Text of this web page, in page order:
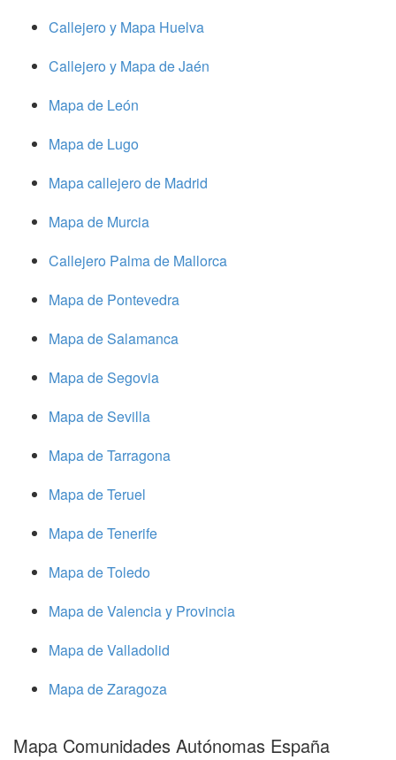
Callejero y Mapa Huelva
Callejero y Mapa de Jaén
Mapa de León
Mapa de Lugo
Mapa callejero de Madrid
Mapa de Murcia
Callejero Palma de Mallorca
Mapa de Pontevedra
Mapa de Salamanca
Mapa de Segovia
Mapa de Sevilla
Mapa de Tarragona
Mapa de Teruel
Mapa de Tenerife
Mapa de Toledo
Mapa de Valencia y Provincia
Mapa de Valladolid
Mapa de Zaragoza
Mapa Comunidades Autónomas España